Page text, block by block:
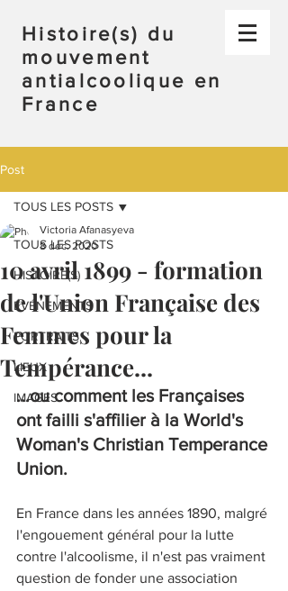
Histoire(s) du
mouvement
antialcoolique en
France
Post
TOUS LES POSTS
HISTOIRE(S)
ÉVÉNEMENTS
PORTRAITS
LIEUX
IMAGES
TOUS LES POSTS
10 avril 1899 - formation
de l'Union Française des
Femmes pour la
Tempérance...
Victoria Afanasyeva
8 déc. 2020
...ou comment les Françaises
ont failli s'affilier à la World's
Woman's Christian Temperance
Union.
En France dans les années 1890, malgré
l'engouement général pour la lutte
contre l'alcoolisme, il n'est pas vraiment
question de fonder une association